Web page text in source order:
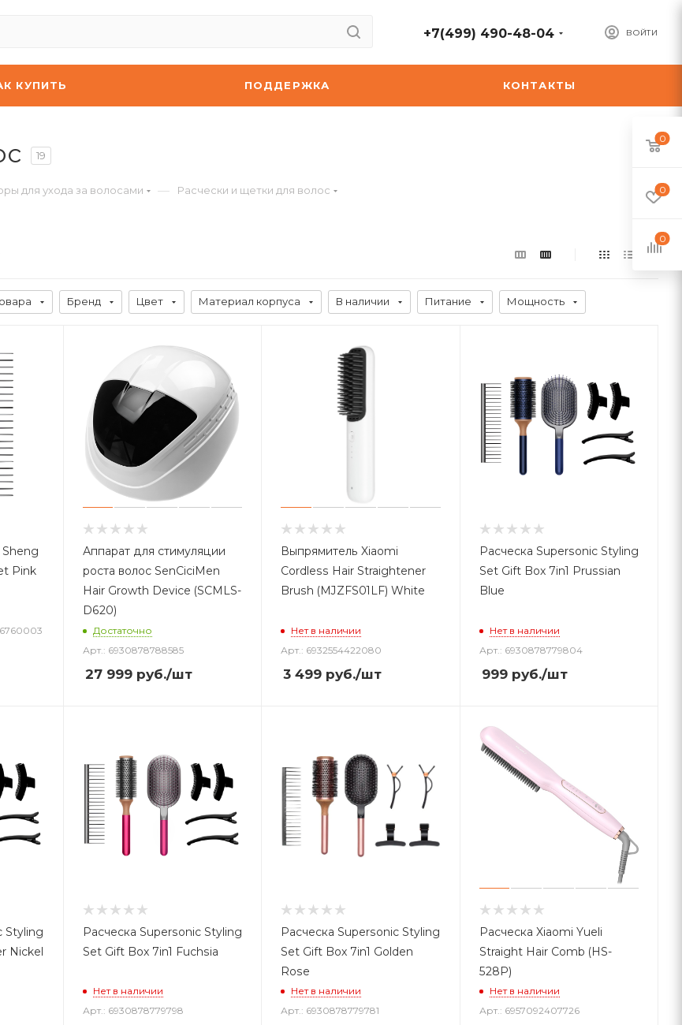
ВОЙТИ
+7(499) 490-48-04
КУПИТЬ ПОДДЕРЖКА КОНТАКТЫ
19
для ухода за волосами — Расчески и щетки для волос
Бренд Цвет Материал корпуса В наличии Питание Мощность
Sheng
Pink
Аппарат для стимуляции
роста волос SenCiciMen
Hair Growth Device (SCMLS-
D620)
Достаточно
Арт.: 6930878788585
27 999руб./шт
Выпрямитель Xiaomi
Cordless Hair Straightener
Brush (MJZFS01LF) White
Нет в наличии
Арт.: 6932554422080
3 499 руб./шт
Расческа Supersonic Styling
Set Gift Box 7in1 Prussian
Blue
Нет в наличии
Арт.: 6930878779804
999руб./шт
Styling
Nickel
Расческа Supersonic Styling
Set Gift Box 7in1 Fuchsia
Нет в наличии
Арт.: 6930878779798
Расческа Supersonic Styling
Set Gift Box 7in1 Golden
Rose
Нет в наличии
Арт.: 6930878779781
Расческа Xiaomi Yueli
Straight Hair Comb (HS-
528P)
Нет в наличии
Арт.: 6957092407726
0
0
0